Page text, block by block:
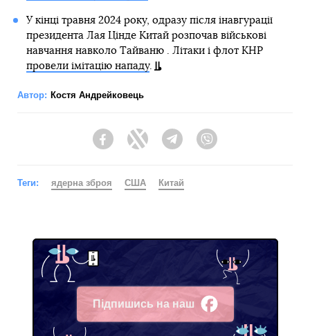
У кінці травня 2024 року, одразу після інавгурації
президента Лая Цінде Китай розпочав військові
навчання навколо Тайваню . Літаки і флот КНР
провели імітацію нападу.
Автор: Костя Андрейковець
FacebookTwitter Telegram
Теги: ядерна зброя США Китай
Підпишись на наш
Facebook